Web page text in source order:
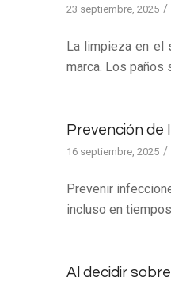
23 septiembre, 2025 /
La limpieza en el
marca. Los paños
Prevención de
16 septiembre, 2025 /
Prevenir
incluso en
Al decidir